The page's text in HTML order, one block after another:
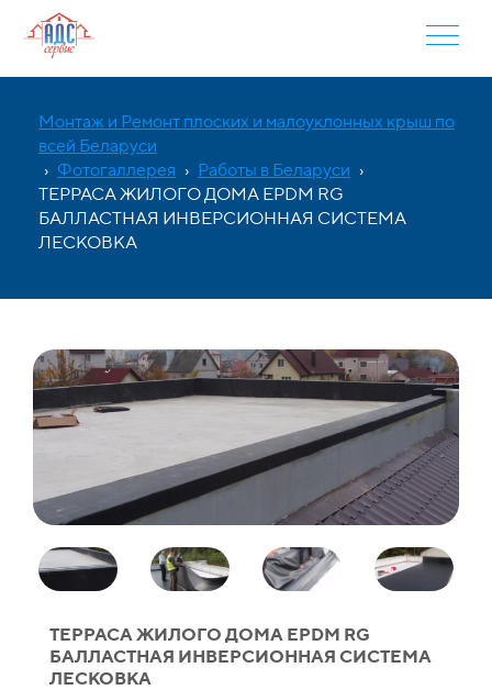
Монтаж и Ремонт плоских и малоуклонных крыш по
всей Беларуси
› Фотогаллерея › Работы в Беларуси ›
ТЕРРАСА ЖИЛОГО ДОМА EPDM RG
БАЛЛАСТНАЯ ИНВЕРСИОННАЯ СИСТЕМА
ЛЕСКОВКА
ТЕРРАСА ЖИЛОГО ДОМА EPDM RG
БАЛЛАСТНАЯ ИНВЕРСИОННАЯ СИСТЕМА
ЛЕСКОВКА